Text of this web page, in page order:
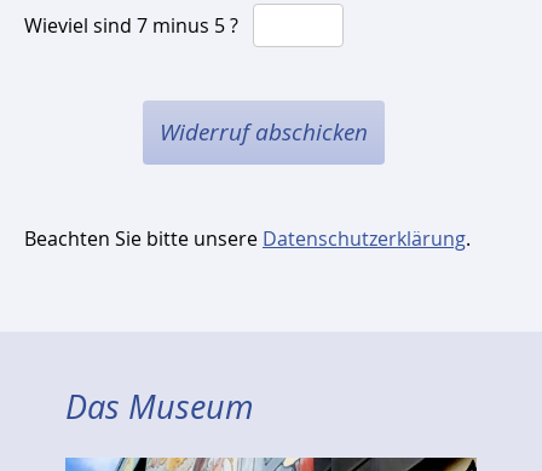
Wieviel sind 7 minus 5 ?
Widerruf abschicken
Beachten Sie bitte unsere Datenschutzerklärung.
Das Museum